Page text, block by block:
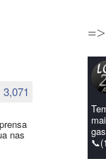
3,071
nas